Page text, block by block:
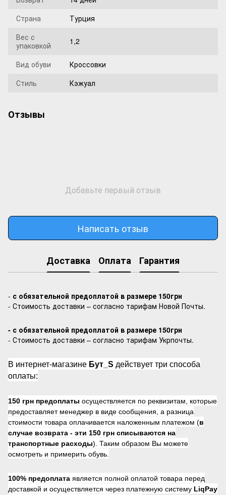
Страна
Турция
Вес с
упаковкой
1,2
Вид обуви
Кроссовки
Стиль
Кэжуал
Отзывы
Добавьте первый отзыв
Написать отзыв
Доставка Оплата Гарантия
- с обязательной предоплатой в размере 150грн
- Стоимость доставки – согласно тарифам Новой Почты.
- с обязательной предоплатой в размере 150грн
- Стоимость доставки – согласно тарифам Укрпочты.
В интернет-магазине Бут_S действует три способа
оплаты:
150 грн предоплаты осуществляется по реквизитам, которые
предоставляет менеджер в виде сообщения, а разница
стоимости товара оплачивается наложенным платежом (в
случае возврата - эти 150 грн списываются на
транспортные расходы). Таким образом Вы можете
осмотреть и примерить обувь.
100% предоплата является полной оплатой товара перед
доставкой и осуществляется через платежную систему LiqPay